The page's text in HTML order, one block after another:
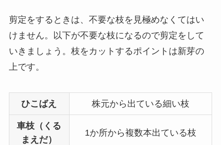
剪定をするときは、不要な枝を見極めなくてはい
けません。以下が不要な枝になるので剪定をして
いきましょう。 枝をカットするポイントは新芽の
上です。
ひこばえ 株元から出ている細い枝
車枝（くる
まえだ）
1か所から複数本出ている枝